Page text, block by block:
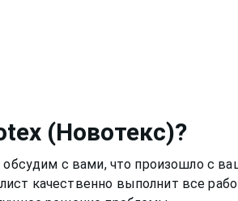
(Новотекс)?
обсудим с вами, что произошло с
качественно выполнит все